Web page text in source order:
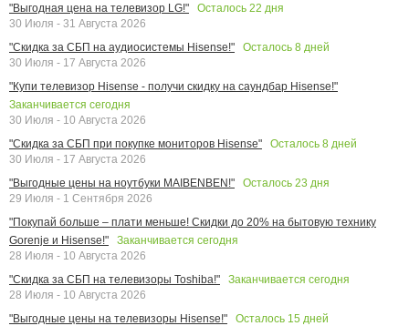
"Выгодная цена на телевизор LG!"
Осталось 22 дня
30 Июля - 31 Августа 2026
"Скидка за СБП на аудиосистемы Hisense!"
Осталось 8 дней
30 Июля - 17 Августа 2026
"Купи телевизор Hisense - получи скидку на саундбар Hisense!"
Заканчивается сегодня
30 Июля - 10 Августа 2026
"Скидка за СБП при покупке мониторов Hisense"
Осталось 8 дней
30 Июля - 17 Августа 2026
"Выгодные цены на ноутбуки MAIBENBEN!"
Осталось 23 дня
29 Июля - 1 Сентября 2026
"Покупай больше – плати меньше! Скидки до 20% на бытовую технику
Gorenje и Hisense!"
Заканчивается сегодня
28 Июля - 10 Августа 2026
"Скидка за СБП на телевизоры Toshiba!"
Заканчивается сегодня
28 Июля - 10 Августа 2026
"Выгодные цены на телевизоры Hisense!"
Осталось 15 дней